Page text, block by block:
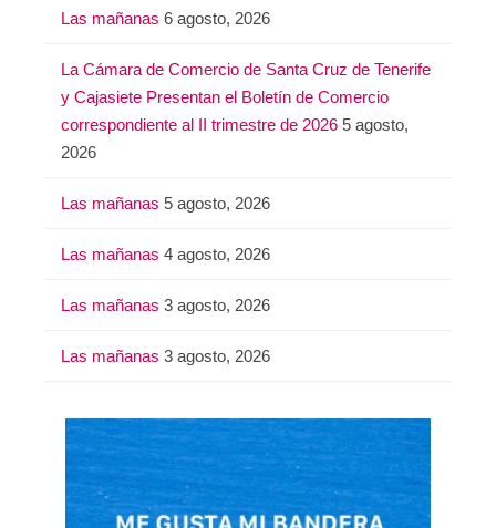
Las mañanas 6 agosto, 2026
La Cámara de Comercio de Santa Cruz de Tenerife
y Cajasiete Presentan el Boletín de Comercio
correspondiente al II trimestre de 2026 5 agosto,
2026
Las mañanas 5 agosto, 2026
Las mañanas 4 agosto, 2026
Las mañanas 3 agosto, 2026
Las mañanas 3 agosto, 2026